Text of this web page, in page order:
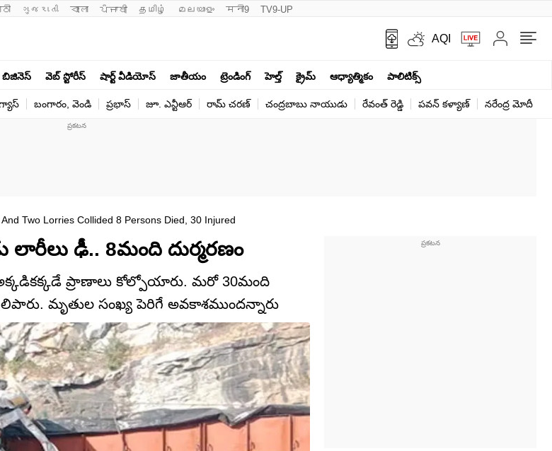
ગુજરાતી বাংলা ਪੰਜਾਬੀ தமிழ் മലയാളം मनी9 TV9-UP
AQI
బిజినెస్ వెబ్ స్టోరీస్ షార్ట్ వీడియోస్ జాతీయం ట్రెండింగ్ హెల్త్‌ క్రైమ్ ఆధ్యాత్మికం పాలిటిక్స్‌
బంగారం, వెండి ప్రభాస్ జూ. ఎన్టీఆర్ రామ్ చ‌ర‌ణ్‌ చంద్రబాబు నాయుడు రేవంత్ రెడ్డి పవన్ కళ్యాణ్ నరేంద్ర మోదీ
Two Lorries Collided 8 Persons Died, 30 Injured
లారీలు ఢీ.. 8మంది దుర్మరణం
ప్రాణాలు కోల్పోయారు. మరో 30మంది
మృతుల సంఖ్య పెరిగే అవకాశముందన్నారు